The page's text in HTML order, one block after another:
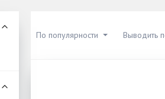
По популярности Выводить